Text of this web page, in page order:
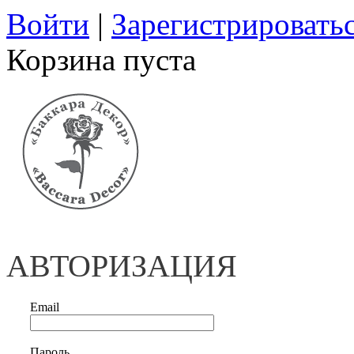
Войти |
Корзина пуста
АВТОРИЗАЦИЯ
Email